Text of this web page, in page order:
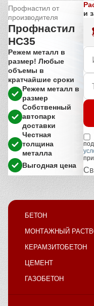
Профнастил от
производителя
Профнастил
НС35
Режем металл в
размер! Любые
объемы в
кратчайшие сроки
Режем металл в
размер
Собственный
автопарк
доставки
Честная
толщина
металла
Выгодная цена
и
БЕТОН
МОНТАЖНЫЙ
КЕРАМЗИТОБЕТОН
ЦЕМЕНТ
ГАЗОБЕТОН